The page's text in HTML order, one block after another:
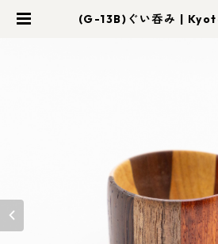
(G-13B)ぐい呑み |